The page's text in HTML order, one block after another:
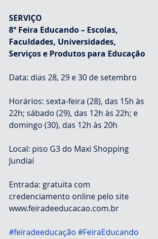
SERVIÇO
8ª Feira Educando – Escolas,
Faculdades, Universidades,
Serviços e Produtos para Educação
Data: dias 28, 29 e 30 de setembro
Horários: sexta-feira (28), das 15h às
22h; sábado (29), das 12h às 22h; e
domingo (30), das 12h às 20h
Local: piso G3 do Maxi Shopping
Jundiaí
Entrada: gratuita com
credenciamento online pelo site
www.feiradeeducacao.com.br
#feiradeeducação #FeiraEducando